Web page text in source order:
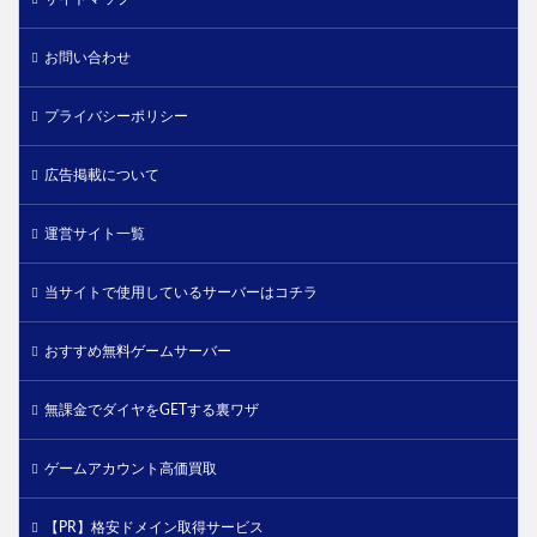
お問い合わせ
プライバシーポリシー
広告掲載について
運営サイト一覧
当サイトで使用しているサーバーはコチラ
おすすめ無料ゲームサーバー
無課金でダイヤをGETする裏ワザ
ゲームアカウント高価買取
【PR】格安ドメイン取得サービス